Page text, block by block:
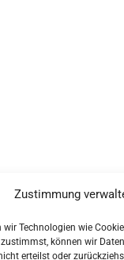
Zustimmung
Technologien wie
können wir
erteilst oder